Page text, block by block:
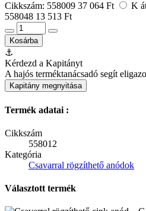
Cikkszám: 558009 37 064 Ft K
558048 13 513 Ft
Kosárba
⚓
Kérdezd a Kapitányt
A hajós terméktanácsadó segít
Kapitány megnyitása
Termék adatai :
Cikkszám
558012
Kategória
Csavarral rögzíthető anódok
Választott termék